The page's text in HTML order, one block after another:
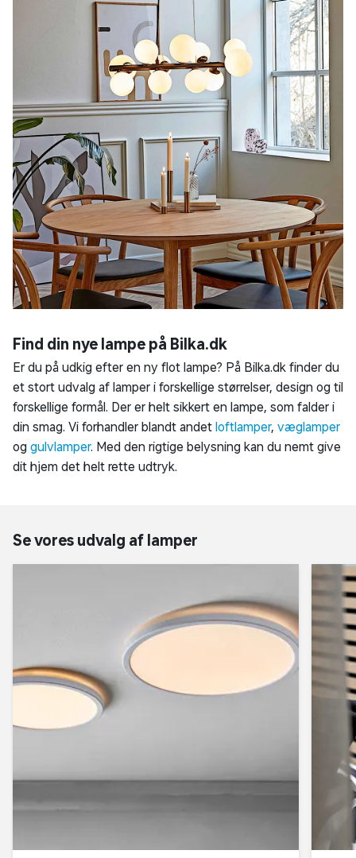
Find din nye lampe på Bilka.dk
Er du på udkig efter en ny flot lampe? På Bilka.dk finder du
et stort udvalg af lamper i forskellige størrelser, design og til
forskellige formål. Der er helt sikkert en lampe, som falder i
din smag. Vi forhandler blandt andet loftlamper, væglamper
og gulvlamper. Med den rigtige belysning kan du nemt give
dit hjem det helt rette udtryk.
Se vores udvalg af lamper